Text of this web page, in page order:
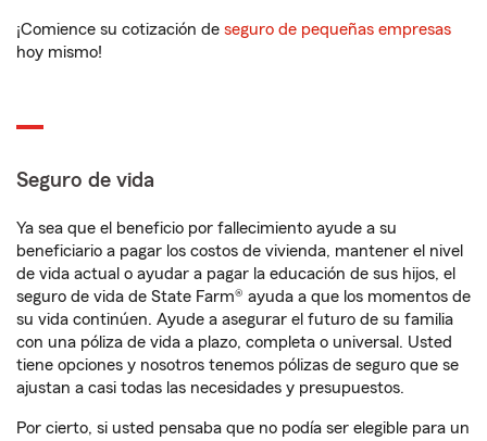
¡Comience su cotización de seguro de pequeñas empresas
hoy mismo!
Seguro de vida
Ya sea que el beneficio por fallecimiento ayude a su
beneficiario a pagar los costos de vivienda, mantener el nivel
de vida actual o ayudar a pagar la educación de sus hijos, el
seguro de vida de State Farm® ayuda a que los momentos de
su vida continúen. Ayude a asegurar el futuro de su familia
con una póliza de vida a plazo, completa o universal. Usted
tiene opciones y nosotros tenemos pólizas de seguro que se
ajustan a casi todas las necesidades y presupuestos.
Por cierto, si usted pensaba que no podía ser elegible para un